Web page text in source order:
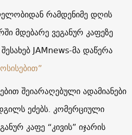
რამდენიმე დღის
მდებარე ვეგანურ კაფეზე
JAMnews-მა დაწერა
შეიარაღებული ადამიანები
ეძებს. კომერციული
კაფე “კივის” იჯარის